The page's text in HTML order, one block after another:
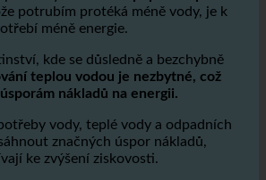
nákladový faktor.
vody
klesá také poptávka po
potrubím protéká méně vody, je k
méně energie.
kde se důsledně a bezchybně
teplou vodou je nezbytné, což
nákladů na energii.
vody, teplé vody a odpadních